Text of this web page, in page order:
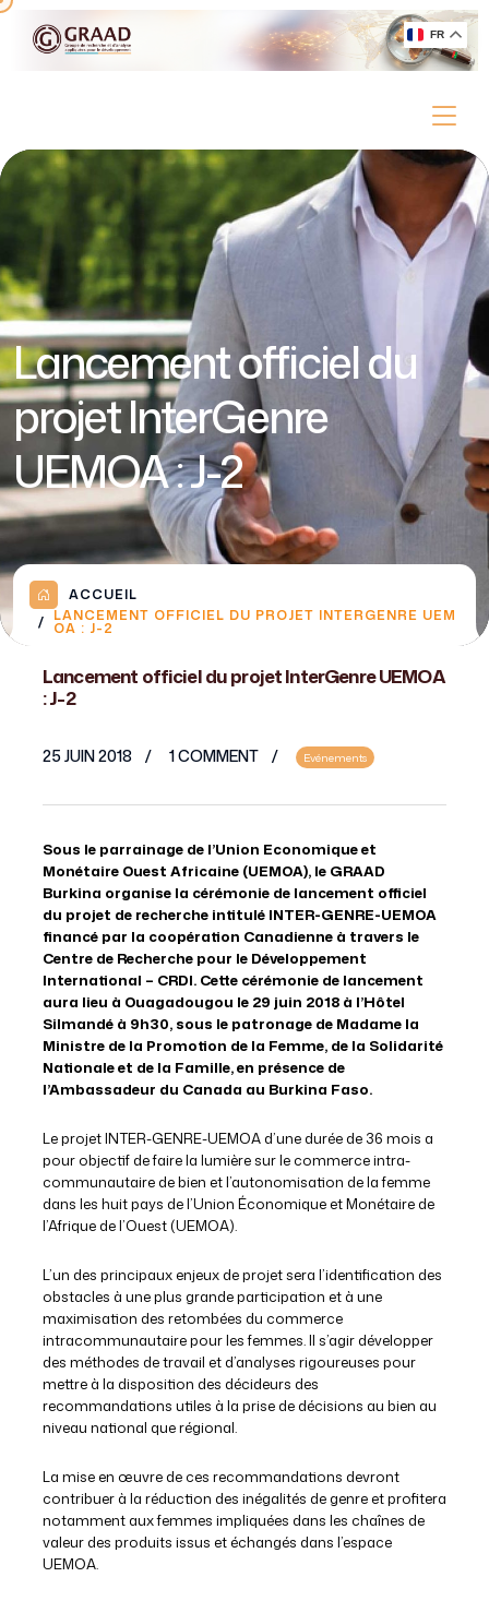
Lancement officiel du
projet InterGenre
UEMOA : J-2
ACCUEIL
LANCEMENT OFFICIEL DU PROJET INTERGENRE UEM
OA : J-2
Lancement officiel du projet InterGenre UEMOA
: J-2
25 JUIN 2018 1 COMMENT Evénements
Sous le parrainage de l’Union Economique et
Monétaire Ouest Africaine (UEMOA), le GRAAD
Burkina organise la cérémonie de lancement officiel
du projet de recherche intitulé INTER-GENRE-UEMOA
financé par la coopération Canadienne à travers le
Centre de Recherche pour le Développement
International – CRDI. Cette cérémonie de lancement
aura lieu à Ouagadougou le 29 juin 2018 à l’Hôtel
Silmandé à 9h30, sous le patronage de Madame la
Ministre de la Promotion de la Femme, de la Solidarité
Nationale et de la Famille, en présence de
l’Ambassadeur du Canada au Burkina Faso.
Le projet INTER-GENRE-UEMOA d’une durée de 36 mois a
pour objectif de faire la lumière sur le commerce intra-
communautaire de bien et l’autonomisation de la femme
dans les huit pays de l’Union Économique et Monétaire de
l’Afrique de l’Ouest (UEMOA).
L’un des principaux enjeux de projet sera l’identification des
obstacles à une plus grande participation et à une
maximisation des retombées du commerce
intracommunautaire pour les femmes. Il s’agir développer
des méthodes de travail et d’analyses rigoureuses pour
mettre à la disposition des décideurs des
recommandations utiles à la prise de décisions au bien au
niveau national que régional.
La mise en œuvre de ces recommandations devront
contribuer à la réduction des inégalités de genre et profitera
notamment aux femmes impliquées dans les chaînes de
valeur des produits issus et échangés dans l’espace
UEMOA.
FR